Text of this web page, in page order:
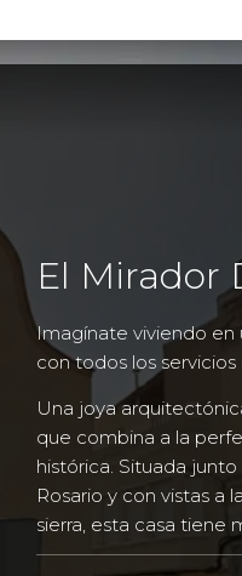
El Mirador
Imagínate viviendo en
con todos los
Una joya
que combina a la
histórica. Situada
Rosario y con vistas a
sierra, esta casa tiene